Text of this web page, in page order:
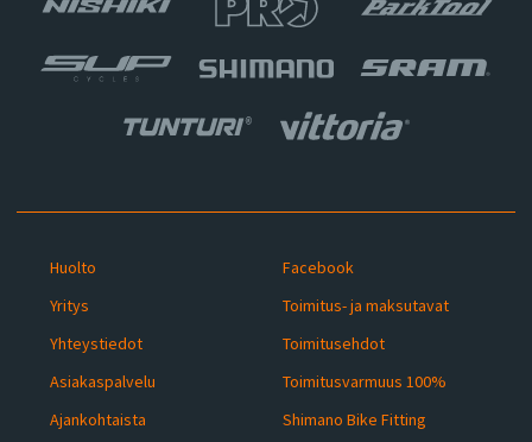
Huolto
Yritys
Yhteystiedot
Asiakaspalvelu
Ajankohtaista
Facebook
Toimitus- ja maksutavat
Toimitusehdot
Toimitusvarmuus 100%
Shimano Bike Fitting